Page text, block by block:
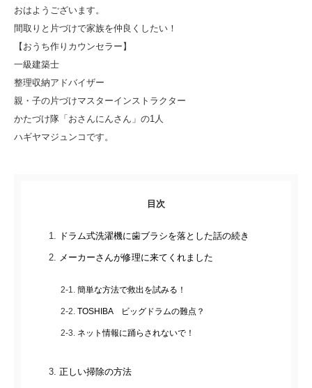
おはようございます。
間取りと片づけで家族を仲良くしたい！
【おうち作りカウンセラー】
一級建築士
整理収納アドバイザー
親・子の片づけマスターインストラクター
かたづけ隊「おさんにんさん」の1人
ハギヤマジュンコです。
目次
ドラム式洗濯機に歯ブラシを落とした話の続き
メーカーさんが修理に来てくれました
簡単な方法で救出を試みる！
TOSHIBA ビッグドラムの難点？
ネット情報に踊らされないで！
正しい掃除の方法